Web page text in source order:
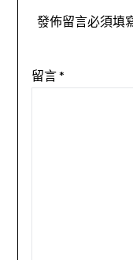
發佈留言必須填
留言*